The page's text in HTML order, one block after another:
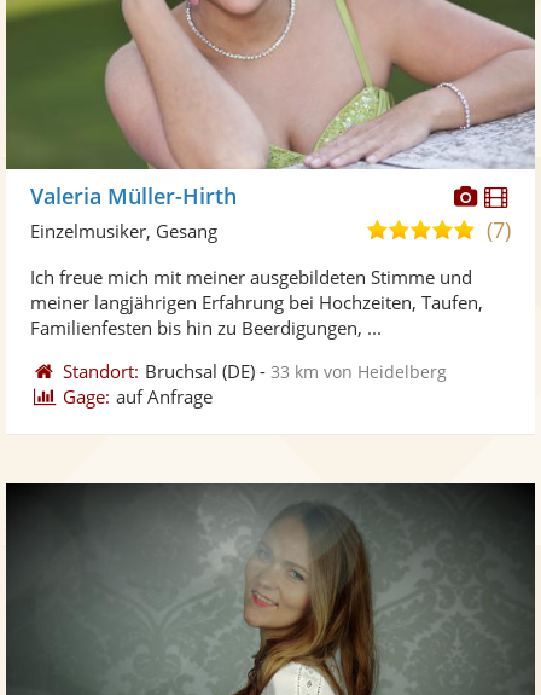
Valeria Müller-Hirth
5,0
Sternen
(7)
Einzelmusiker, Gesang
Ich freue mich mit meiner ausgebildeten Stimme und
meiner langjährigen Erfahrung bei Hochzeiten, Taufen,
Familienfesten bis hin zu Beerdigungen, ...
Standort: Bruchsal (DE) -33 km von Heidelberg
Gage: auf Anfrage